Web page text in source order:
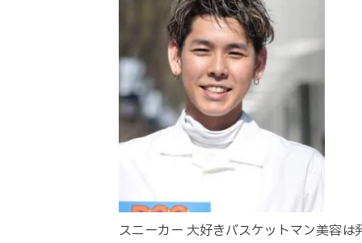
スニーカー 大好きバスケットマン美容は